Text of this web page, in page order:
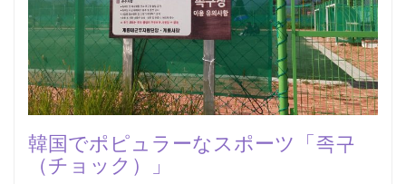
韓国でポピュラーなスポーツ「족구
（チョック）」